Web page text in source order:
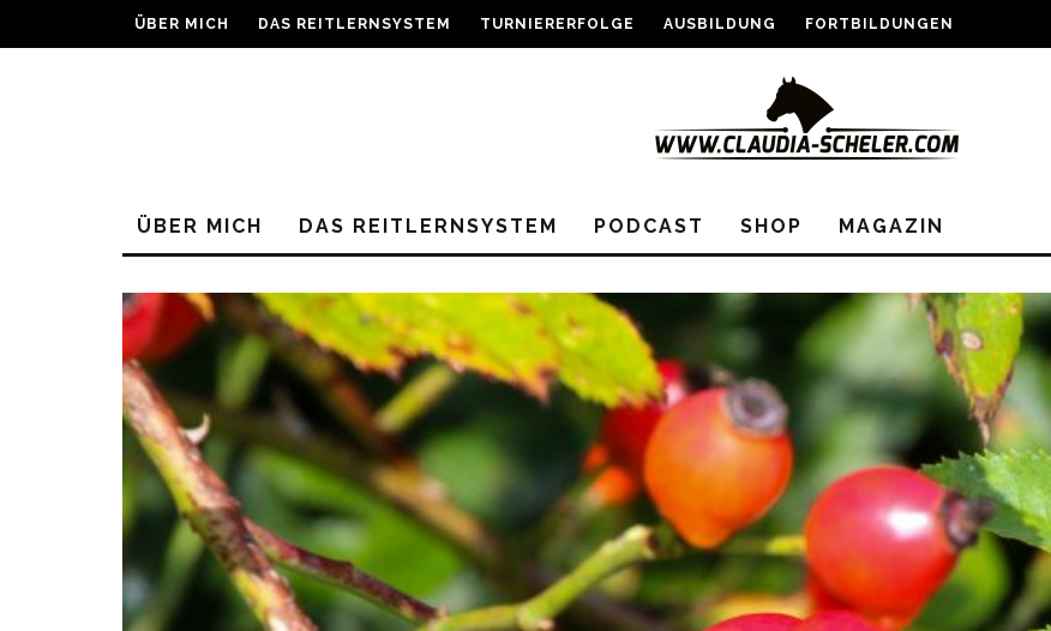
ÜBER MICH DAS REITLERNSYSTEM TURNIERERFOLGE AUSBILDUNG FORTBILDUNGEN
ÜBER MICH DAS REITLERNSYSTEM PODCAST SHOP MAGAZIN